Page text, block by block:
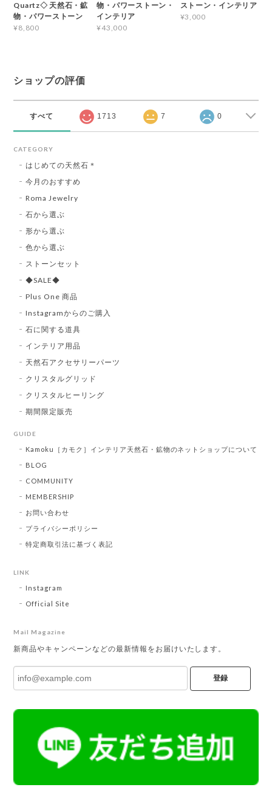
Quartz◇ 天然石・鉱
物・パワーストーン
¥8,800
物・パワーストーン・
インテリア
¥43,000
ストーン・インテリア
¥3,000
ショップの評価
すべて 1713 7 0
CATEGORY
はじめての天然石＊
今月のおすすめ
Roma Jewelry
石から選ぶ
形から選ぶ
色から選ぶ
ストーンセット
◆SALE◆
Plus One 商品
Instagramからのご購入
石に関する道具
インテリア用品
天然石アクセサリーパーツ
クリスタルグリッド
クリスタルヒーリング
期間限定販売
GUIDE
Kamoku［カモク］インテリア天然石・鉱物のネットショップについて
BLOG
COMMUNITY
MEMBERSHIP
お問い合わせ
プライバシーポリシー
特定商取引法に基づく表記
LINK
Instagram
Official Site
Mail Magazine
新商品やキャンペーンなどの最新情報をお届けいたします。
登録